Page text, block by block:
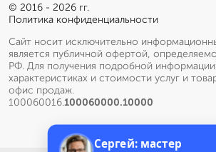
© 2016 - 2026 гг.
Политика конфиденциальности
Сайт носит исключительно
является публичной офертой,
РФ. Для получения подробной информации
характеристиках и стоимости услуг и
офис продаж.
100060016.100060000.10000
Сергей: мастер